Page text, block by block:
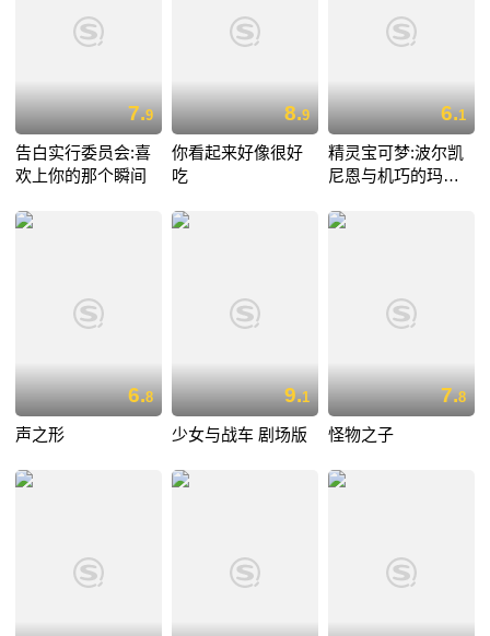
7.9
告白实行委员会:喜
欢上你的那个瞬间
8.9
你看起来好像很好
吃
6.1
精灵宝可梦:波尔凯
尼恩与机巧的玛机
6.8
声之形
9.1
少女与战车 剧场版
7.8
怪物之子